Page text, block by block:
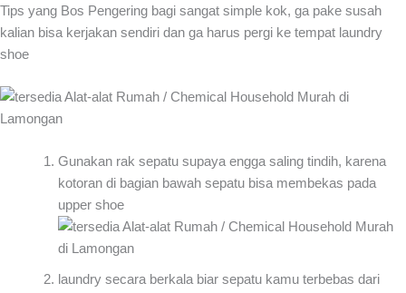
Tips yang Bos Pengering bagi sangat simple kok, ga pake susah
kalian bisa kerjakan sendiri dan ga harus pergi ke tempat laundry
shoe
Gunakan rak sepatu supaya engga saling tindih, karena
kotoran di bagian bawah sepatu bisa membekas pada
upper shoe
laundry secara berkala biar sepatu kamu terbebas dari